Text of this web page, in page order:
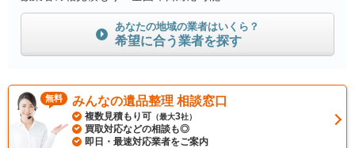
あなたの地域の業者はいくら？
希望に合う業者を探す
無料 みんなの遺品整理 相談窓口
複数見積もり可 （最大3社）
買取対応などの相談も◎
即日・最速対応業者をご案内